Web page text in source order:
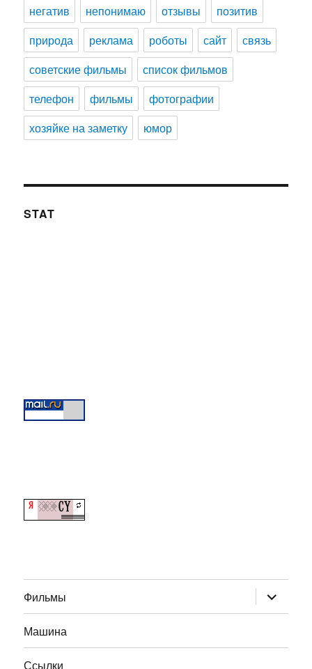
негатив
непонимаю отзывы
позитив
природа
реклама роботы сайт
связь
советские фильмы
список фильмов
телефон
фильмы
фотографии
хозяйке на заметку
юмор
STAT
Фильмы дочернее
меню
Машина
Ссылки